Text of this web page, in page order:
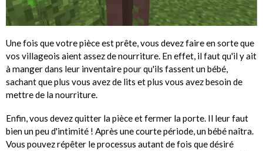
Une fois que votre pièce est prête, vous devez faire en sorte que
vos villageois aient assez de nourriture. En effet, il faut qu'il y ait
à manger dans leur inventaire pour qu'ils fassent un bébé,
sachant que plus vous avez de lits et plus vous avez besoin de
mettre de la nourriture.
Enfin, vous devez quitter la pièce et fermer la porte. Il leur faut
bien un peu d'intimité ! Après une courte période, un bébé naîtra.
Vous pouvez répêter le processus autant de fois que désiré